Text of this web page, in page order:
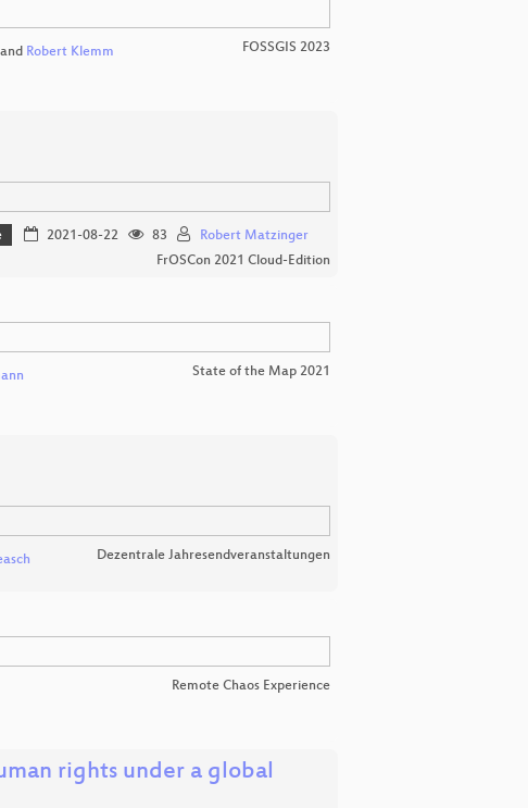
Robert Klemm FOSSGIS 2023
2021-08-22 83
Robert Matzinger
FrOSCon 2021 Cloud-Edition
State of the Map 2021
Dezentrale Jahresendveranstaltungen
Remote Chaos Experience
rights under a global